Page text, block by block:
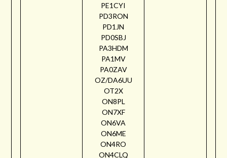
PE1CYI
PD3RON
PD1JN
PD0SBJ
PA3HDM
PA1MV
PA0ZAV
OZ/DA6UU
OT2X
ON8PL
ON7XF
ON6VA
ON6ME
ON4RO
ON4CLQ